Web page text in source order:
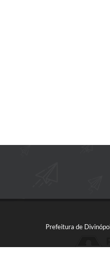
Prefeitura de